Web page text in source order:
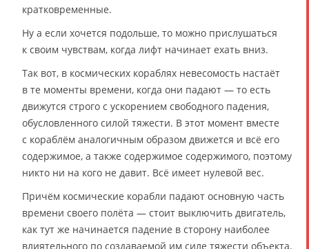
кратковременные.
Ну а если хочется подольше, то можно прислушаться
к своим чувствам, когда лифт начинает ехать вниз.
Так вот, в космических кораблях невесомость настаёт
в те моменты времени, когда они падают — то есть
движутся строго с ускорением свободного падения,
обусловленного силой тяжести. В этот момент вместе
с кораблём аналогичным образом движется и всё его
содержимое, а также содержимое содержимого, поэтому
никто ни на кого не давит. Всё имеет нулевой вес.
Причём космические корабли падают основную часть
времени своего полёта — стоит выключить двигатель,
как тут же начинается падение в сторону наиболее
влиятельного по создаваемой им силе тяжести объекта.